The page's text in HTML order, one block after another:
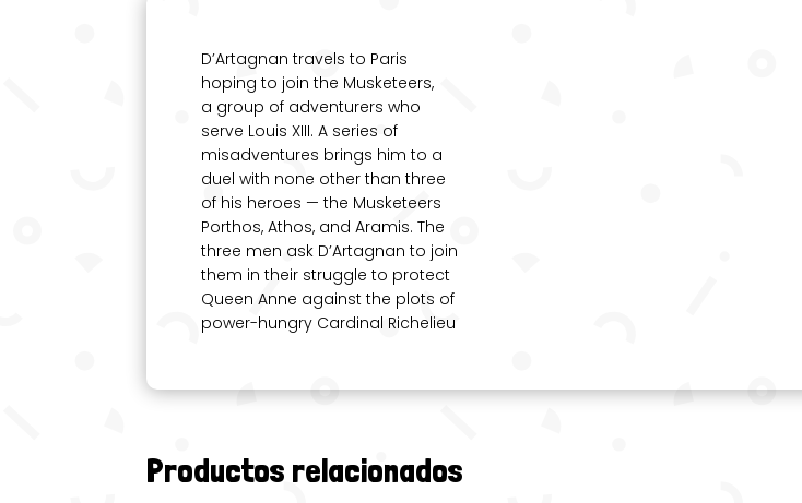
D’Artagnan travels to Paris
hoping to join the Musketeers,
a group of adventurers who
serve Louis XIII. A series of
misadventures brings him to a
duel with none other than three
of his heroes — the Musketeers
Porthos, Athos, and Aramis. The
three men ask D’Artagnan to join
them in their struggle to protect
Queen Anne against the plots of
power-hungry Cardinal Richelieu
Productos relacionados